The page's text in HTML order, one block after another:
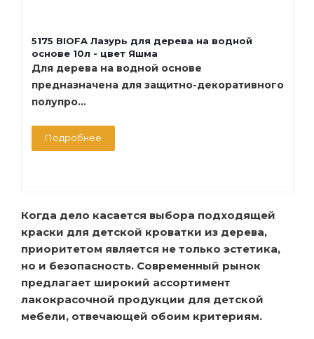
5175 BIOFA Лазурь для дерева на водной
основе 10л - цвет Яшма
Для дерева на водной основе
предназначена для защитно-декоративного
полупро...
Подробнее
Когда дело касается выбора подходящей
краски для детской кроватки из дерева,
приоритетом является не только эстетика,
но и безопасность. Современный рынок
предлагает широкий ассортимент
лакокрасочной продукции для детской
мебели, отвечающей обоим критериям.